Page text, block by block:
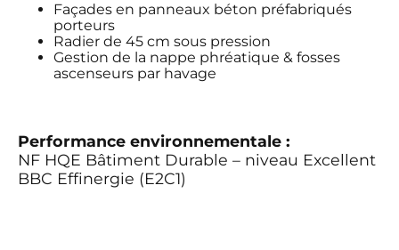
Façades en panneaux béton préfabriqués
porteurs
Radier de 45 cm sous pression
Gestion de la nappe phréatique & fosses
ascenseurs par havage
Performance environnementale :
NF HQE Bâtiment Durable – niveau Excellent
BBC Effinergie (E2C1)